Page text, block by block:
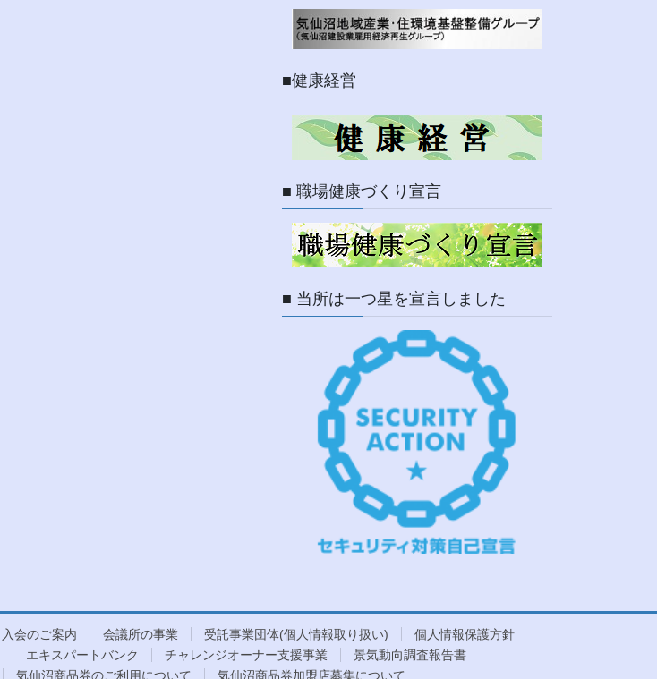
■健康経営
■ 職場健康づくり宣言
■ 当所は一つ星を宣言しました
入会のご案内 会議所の事業 受託事業団体(個人情報取り扱い)
個人情報保護方針
エキスパートバンク チャレンジオーナー支援事業
景気動向調査報告書
気仙沼商品券のご利用について 気仙沼商品券加盟店募集について